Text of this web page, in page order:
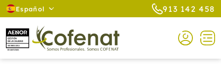
Español 913 142 458